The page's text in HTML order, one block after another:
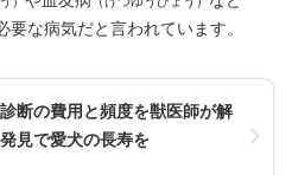
な病気だと言われています。
断の費用と頻度を獣医師が解
見で愛犬の長寿を